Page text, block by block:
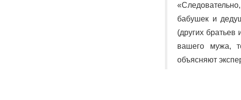
бабушек и
(других
вашего мужа,
объясняют